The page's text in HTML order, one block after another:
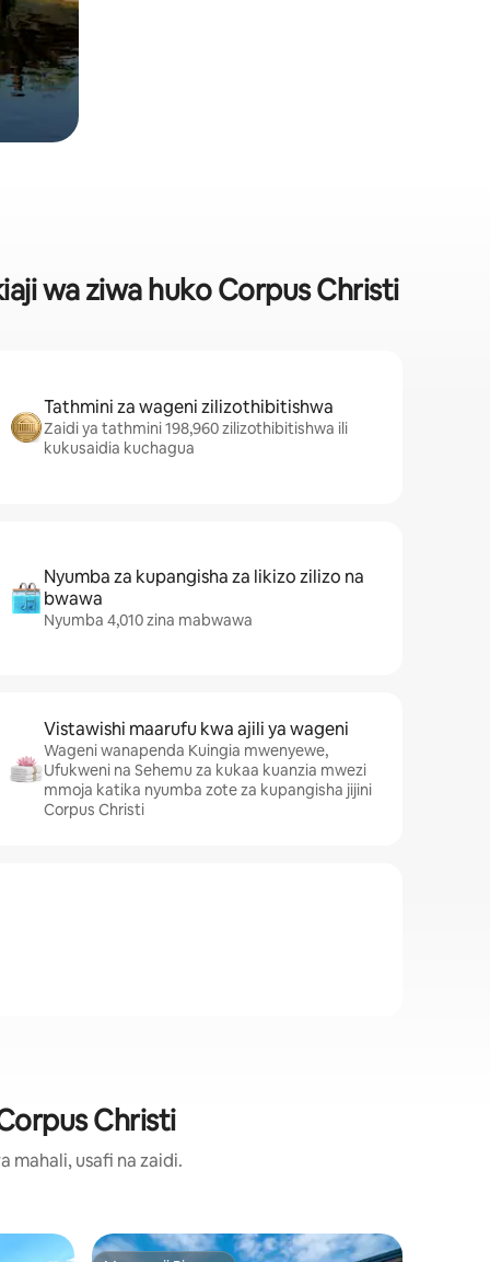
wa ziwa huko Corpus Christi
Tathmini za wageni zilizothibitishwa
Zaidi ya tathmini 198,960 zilizothibitishwa ili
kukusaidia kuchagua
Nyumba za kupangisha za likizo zilizo na
bwawa
Nyumba 4,010 zina mabwawa
Vistawishi maarufu kwa ajili ya wageni
Wageni wanapenda Kuingia mwenyewe,
Ufukweni na Sehemu za kukaa kuanzia mwezi
mmoja katika nyumba zote za kupangisha jijini
Corpus Christi
Christi
mahali, usafi na zaidi.